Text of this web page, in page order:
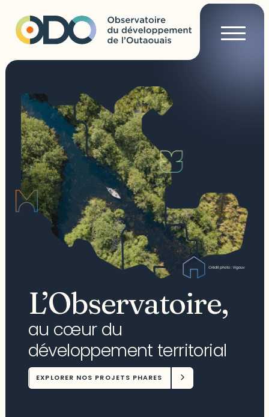
L’Observatoire,
au cœur du
développement territorial
EXPLORER NOS PROJETS PHARES